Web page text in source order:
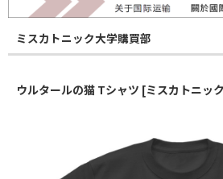
ミスカトニック大学購買部
ウルタールの猫 Tシャツ [ミスカトニッ